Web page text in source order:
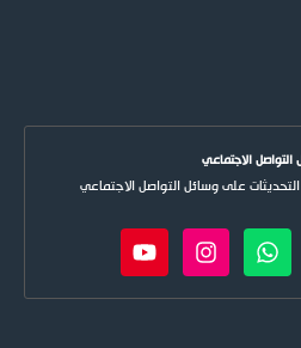
التواصل الاجتماعي
على وسائل التواصل الاجتماعي